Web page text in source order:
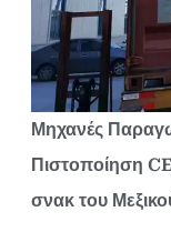
Μηχανές
Πιστοποίηση
σνακ του